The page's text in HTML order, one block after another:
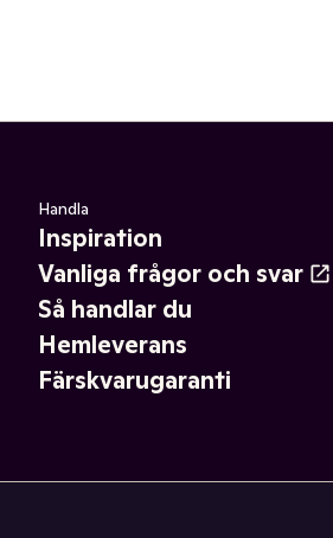
Handla
Inspiration
Vanliga frågor och svar
Så handlar du
Hemleverans
Färskvarugaranti